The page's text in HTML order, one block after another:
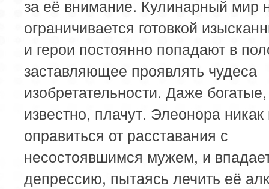
за её внимание. Кулинарный мир
ограничивается готовкой
и герои постоянно попадают в
заставляющее проявлять чудеса
изобретательности. Даже
известно, плачут. Элеонора
оправиться от расставания с
несостоявшимся мужем, и
депрессию, пытаясь лечить её